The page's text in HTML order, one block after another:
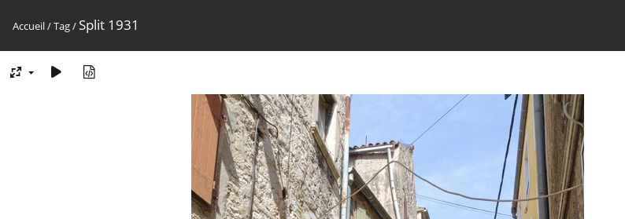
Accueil/Tag/ Split 1931